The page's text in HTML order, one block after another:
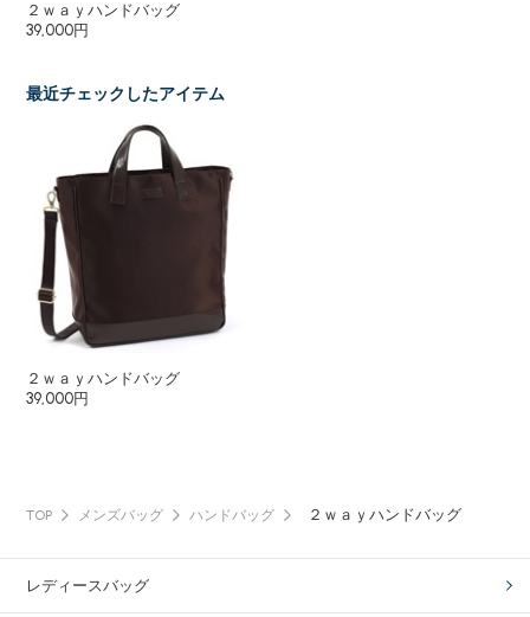
２ｗａｙハンドバッグ
39,000円
最近チェックしたアイテム
２ｗａｙハンドバッグ
39,000円
TOP メンズバッグ ハンドバッグ ２ｗａｙハンドバッグ
レディースバッグ